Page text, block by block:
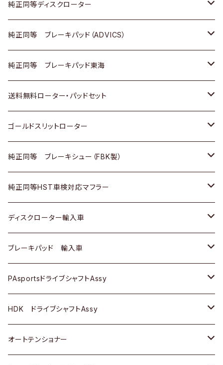
マツダ
三菱
スバル
日野
三菱ふそう
ＢＭＷ
ダイハツ
マツダ
三菱
日野
三菱ふそう
ダイハツ
三菱
日野
三菱ふそう
その他
日産
ダイハツ
マツダ
三菱
スバル
スズキ
日産
いすゞ
ダイハツ
マツダ
三菱
スバル
日産
いすゞ
ダイハツ
マツダ
三菱
トヨタ
ホンダ
スズキ
日産
ダイハツ
マツダ
三菱
スバル
純正同等ディスクローター
トヨタ
ホンダ
スズキ
日産
いすゞ
ダイハツ
マツダ
三菱
スバル
ＢＥＮＺ
純正同等 ブレーキパッド（ADVICS）
トヨタ
ホンダ
スズキ
日産
ダイハツ
マツダ
三菱
スバル
純正同等 ブレーキパッド東海
トヨタ
ホンダ
日産
いすゞ
ダイハツ
マツダ
三菱
スバル
送料無料ローター・パッドセット
トヨタ
ホンダ
スズキ
日産
ダイハツ
マツダ
三菱
スバル
ゴールドスリットローター
トヨタ
ホンダ
スズキ
日産
ダイハツ
マツダ
三菱
純正同等 ブレーキシュー（FBK製）
ホンダ
スズキ
日産
ダイハツ
マツダ
三菱
純正同等HST車検対応マフラー
トヨタ
ホンダ
スズキ
日産
いすゞ
ディスクローター輸入車
ＡＵＤＩ
ＢＥＮＺ
ＢＭＷ
GOLF
ブレーキパッド 輸入車
ＢＥＮＺ
ＢＭＷ
ＷＡＧＥＮ
PAsportsドライブシャフトAssy
トヨタ
ホンダ
HDK ドライブシャフトAssy
スズキ
オートテンショナー